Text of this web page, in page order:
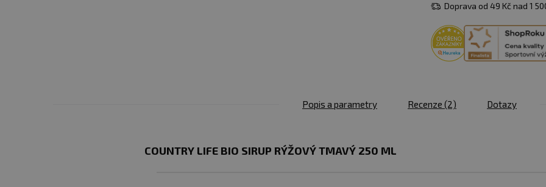
Doprava od 49 Kč nad 1
Popis a parametry Recenze (2) Dotazy
COUNTRY LIFE BIO SIRUP RÝŽOVÝ TMAVÝ 250 ML